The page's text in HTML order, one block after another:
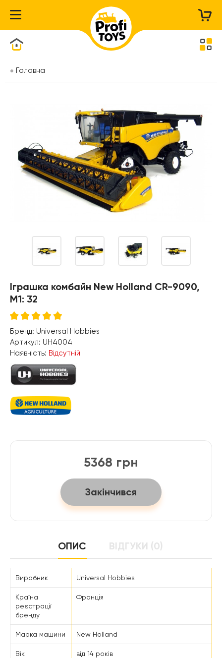
Головна
Іграшка комбайн New Holland CR-9090,
M1: 32
Бренд: Universal Hobbies
Артикул: UH4004
Наявність: Відсутній
5368 грн
Закінчився
ОПИС ВІДГУКИ (0)
Виробник Universal Hobbies
Країна
реєстрації
бренду
Франція
Марка машини New Holland
Вік від 14 років
Каталог товарів